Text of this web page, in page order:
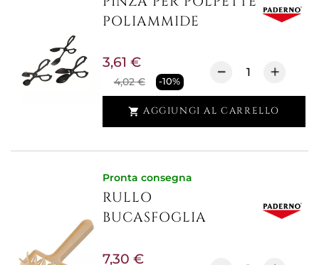
POLIAMMIDE
4,02 € -10%
3,61 €
 AGGIUNGI AL CARRELLO
Pronta consegna
RULLO
BUCASFOGLIA
7,30 €